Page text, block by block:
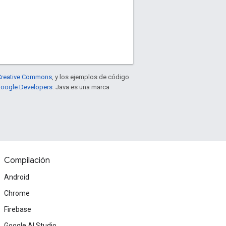
Commons , y los ejemplos de código
Developers . Java es una marca
Compilación
Android
Chrome
Firebase